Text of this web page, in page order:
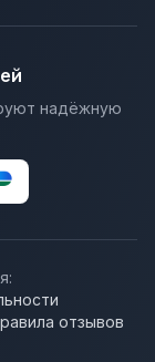
надёжную
отзывов